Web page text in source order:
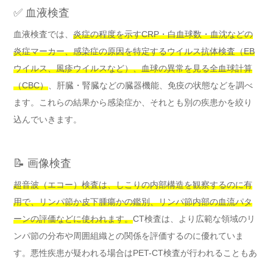
✅ 血液検査
血液検査では、 炎症の程度を示すCRP・白血球数・血沈などの
炎症マーカー、感染症の原因を特定するウイルス抗体検査（EB
ウイルス、風疹ウイルスなど）、血球の異常を見る全血球計算
（CBC） 、肝臓・腎臓などの臓器機能、免疫の状態などを調べ
ます。これらの結果から感染症か、それとも別の疾患かを絞り
込んでいきます。
📝 画像検査
超音波（エコー）検査は、しこりの内部構造を観察するのに有
用で、リンパ節か皮下腫瘍かの鑑別、リンパ節内部の血流パタ
ーンの評価などに使われます。CT検査は、より広範な領域のリ
ンパ節の分布や周囲組織との関係を評価するのに優れていま
す。悪性疾患が疑われる場合はPET-CT検査が行われることもあ